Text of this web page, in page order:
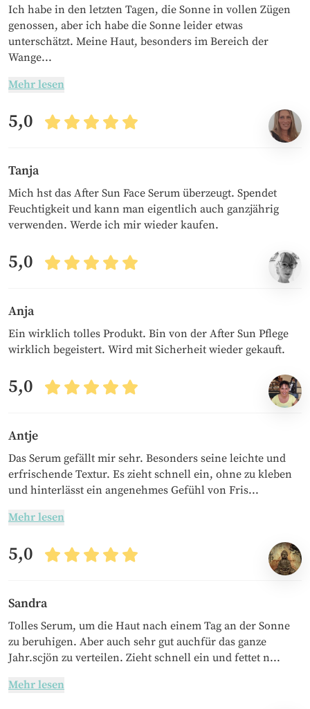
Ich habe in den letzten Tagen, die Sonne in vollen Zügen
genossen, aber ich habe die Sonne leider etwas
unterschätzt. Meine Haut, besonders im Bereich der
Wange...
Mehr lesen
5,0
Tanja
Mich hst das After Sun Face Serum überzeugt. Spendet
Feuchtigkeit und kann man eigentlich auch ganzjährig
verwenden. Werde ich mir wieder kaufen.
5,0
Anja
Ein wirklich tolles Produkt. Bin von der After Sun Pflege
wirklich begeistert. Wird mit Sicherheit wieder gekauft.
5,0
Antje
Das Serum gefällt mir sehr. Besonders seine leichte und
erfrischende Textur. Es zieht schnell ein, ohne zu kleben
und hinterlässt ein angenehmes Gefühl von Fris...
Mehr lesen
5,0
Sandra
Tolles Serum, um die Haut nach einem Tag an der Sonne
zu beruhigen. Aber auch sehr gut auchfür das ganze
Jahr.scjön zu verteilen. Zieht schnell ein und fettet n...
Mehr lesen